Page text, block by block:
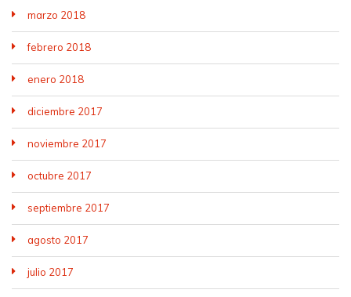
marzo 2018
febrero 2018
enero 2018
diciembre 2017
noviembre 2017
octubre 2017
septiembre 2017
agosto 2017
julio 2017